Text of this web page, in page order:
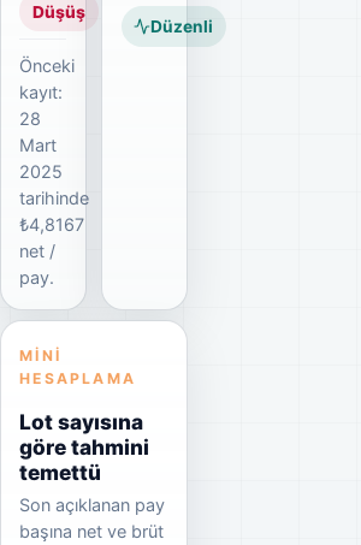
Düşüş
Önceki
kayıt:
28
Mart
2025
tarihinde
₺4,8167
net /
pay.
Düzenli
MINI
HESAPLAMA
Lot sayısına
göre tahmini
temettü
Son açıklanan pay
başına net ve brüt